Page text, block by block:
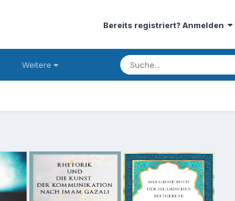
Bereits registriert? Anmelden
Weitere